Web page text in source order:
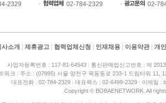
2329 02-784-2329 02-
사소개 제휴광고 협력업체신청 인재채용 이용약관 개
사업자등록번호 : 117-81-64543 | 통신판매업신고번호 : 제
워크 | 주소 : (07995) 서울 양천구 목동동로 233-1 드림타워 11,
대표전화 : 02-784-2329 | 대표팩스 : 02-6499-2329 | 이메일 :
Copyright © BOBAENETWORK. All